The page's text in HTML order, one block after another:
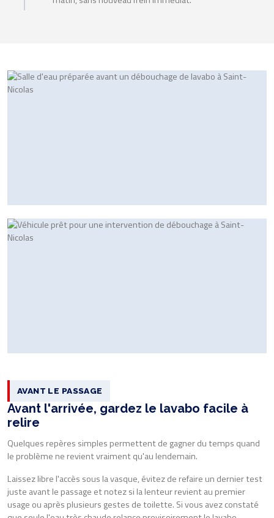
AVANT LE PASSAGE
Avant l'arrivée, gardez le lavabo facile à
relire
Quelques repères simples permettent de gagner du temps quand
le problème ne revient vraiment qu'au lendemain.
Laissez libre l'accès sous la vasque, évitez de refaire un dernier test
juste avant le passage et notez si la lenteur revient au premier
usage ou après plusieurs gestes de toilette. Si vous avez constaté